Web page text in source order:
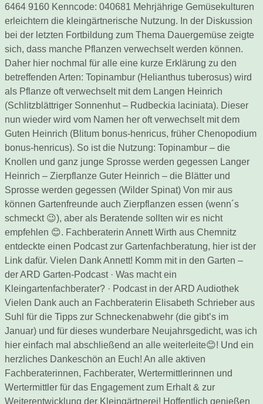
6464 9160 Kenncode: 040681 Mehrjährige Gemüsekulturen
erleichtern die kleingärtnerische Nutzung. In der Diskussion
bei der letzten Fortbildung zum Thema Dauergemüse zeigte
sich, dass manche Pflanzen verwechselt werden können.
Daher hier nochmal für alle eine kurze Erklärung zu den
betreffenden Arten: Topinambur (Helianthus tuberosus) wird
als Pflanze oft verwechselt mit dem Langen Heinrich
(Schlitzblättriger Sonnenhut – Rudbeckia laciniata). Dieser
nun wieder wird vom Namen her oft verwechselt mit dem
Guten Heinrich (Blitum bonus-henricus, früher Chenopodium
bonus-henricus). So ist die Nutzung: Topinambur – die
Knollen und ganz junge Sprosse werden gegessen Langer
Heinrich – Zierpflanze Guter Heinrich – die Blätter und
Sprosse werden gegessen (Wilder Spinat) Von mir aus
können Gartenfreunde auch Zierpflanzen essen (wenn´s
schmeckt 😉), aber als Beratende sollten wir es nicht
empfehlen 😊. Fachberaterin Annett Wirth aus Chemnitz
entdeckte einen Podcast zur Gartenfachberatung, hier ist der
Link dafür. Vielen Dank Annett! Komm mit in den Garten –
der ARD Garten-Podcast · Was macht ein
Kleingartenfachberater? · Podcast in der ARD Audiothek
Vielen Dank auch an Fachberaterin Elisabeth Schrieber aus
Suhl für die Tipps zur Schneckenabwehr (die gibt’s im
Januar) und für dieses wunderbare Neujahrsgedicht, was ich
hier einfach mal abschließend an alle weiterleite😊! Und ein
herzliches Dankeschön an Euch! An alle aktiven
Fachberaterinnen, Fachberater, Wertermittlerinnen und
Wertermittler für das Engagement zum Erhalt & zur
Weiterentwicklung der Kleingärtnerei! Hoffentlich genießen